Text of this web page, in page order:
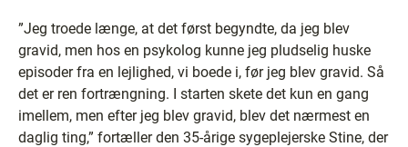
”Jeg troede længe, at det først begyndte, da jeg blev
gravid, men hos en psykolog kunne jeg pludselig huske
episoder fra en lejlighed, vi boede i, før jeg blev gravid. Så
det er ren fortrængning. I starten skete det kun en gang
imellem, men efter jeg blev gravid, blev det nærmest en
daglig ting,” fortæller den 35-årige sygeplejerske Stine, der